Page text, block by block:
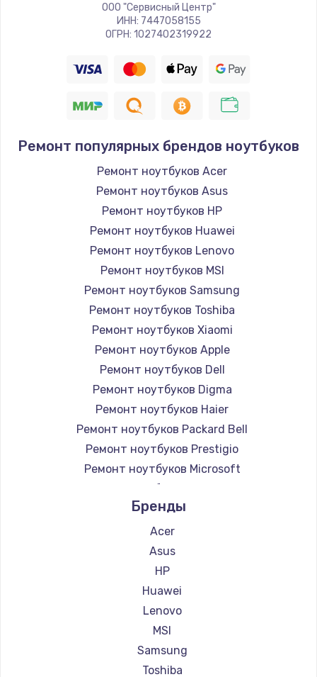
ООО "Сервисный Центр"
ИНН: 7447058155
ОГРН: 1027402319922
Ремонт популярных брендов ноутбуков
Ремонт ноутбуков Acer
Ремонт ноутбуков Asus
Ремонт ноутбуков HP
Ремонт ноутбуков Huawei
Ремонт ноутбуков Lenovo
Ремонт ноутбуков MSI
Ремонт ноутбуков Samsung
Ремонт ноутбуков Toshiba
Ремонт ноутбуков Xiaomi
Ремонт ноутбуков Apple
Ремонт ноутбуков Dell
Ремонт ноутбуков Digma
Ремонт ноутбуков Haier
Ремонт ноутбуков Packard Bell
Ремонт ноутбуков Prestigio
Ремонт ноутбуков Microsoft
Ремонт ноутбуков Alienware
Ремонт ноутбуков Aquarius
Ремонт ноутбуков Gigabyte
Ремонт ноутбуков Aorus
Ремонт ноутбуков Maibenben
Ремонт ноутбуков Getac
Ремонт ноутбуков Epson
Ремонт ноутбуков Philips
Ремонт ноутбуков LG
Ремонт ноутбуков Panasonic
Бренды
Acer
Asus
HP
Huawei
Lenovo
MSI
Samsung
Toshiba